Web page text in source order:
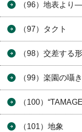
（96）地表より
（97）タクト
（98）交差する
（99）楽園の囁き
（100）
（101）地象